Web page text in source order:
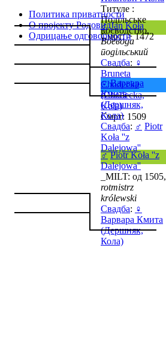
Титуле :
Подільське
воєводство,
Воєвода
подільський
Свадба: ♀
Bruneta
Chodecka
(Chodecka,
Koła)
Смрт: 1509
♂ Jan Koła
Смрт: > 1472
♀ Варвара
Кмита
(Дершняк,
Кола)
Свадба: ♂ Piotr
Koła ''z
Dalejowa''
♂ Piotr Koła ''z
Dalejowa''
_MILT: од 1505,
rotmistrz
królewski
Свадба: ♀
Варвара Кмита
(Дершняк,
Кола)
Политика приватности
О пројекту Родовид
Одрицање одговорности